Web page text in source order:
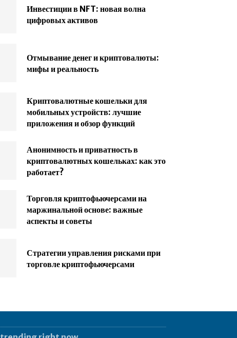
Инвестиции в NFT: новая волна
цифровых активов
Отмывание денег и криптовалюты:
мифы и реальность
Криптовалютные кошельки для
мобильных устройств: лучшие
приложения и обзор функций
Анонимность и приватность в
криптовалютных кошельках: как это
работает?
Торговля криптофьючерсами на
маржинальной основе: важные
аспекты и советы
Стратегии управления рисками при
торговле криптофьючерсами